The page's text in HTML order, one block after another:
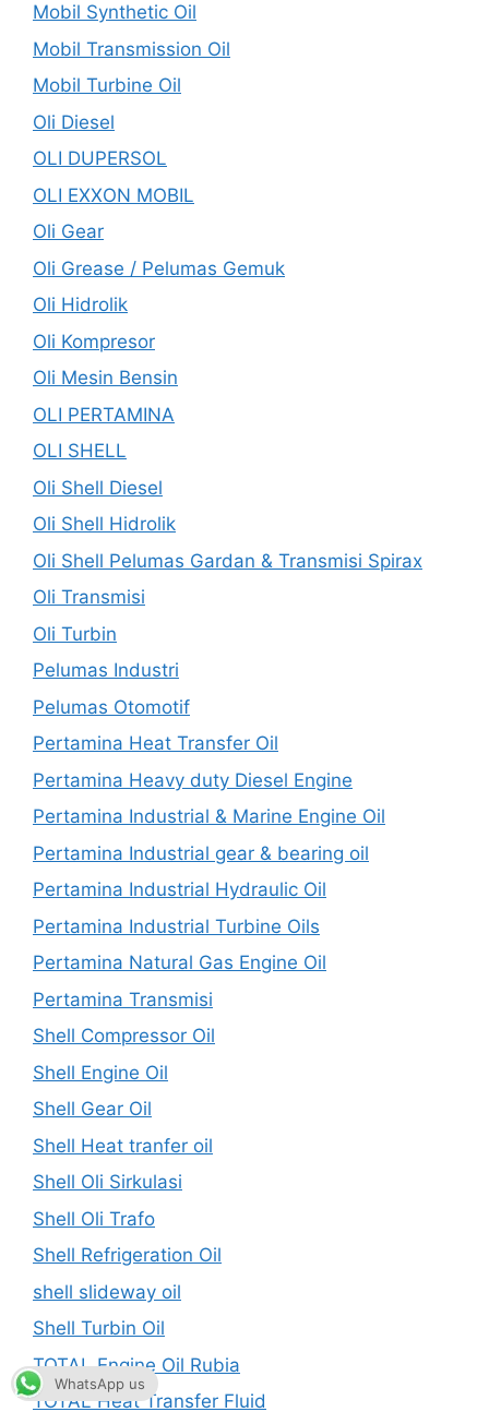
Mobil Synthetic Oil
Mobil Transmission Oil
Mobil Turbine Oil
Oli Diesel
OLI DUPERSOL
OLI EXXON MOBIL
Oli Gear
Oli Grease / Pelumas Gemuk
Oli Hidrolik
Oli Kompresor
Oli Mesin Bensin
OLI PERTAMINA
OLI SHELL
Oli Shell Diesel
Oli Shell Hidrolik
Oli Shell Pelumas Gardan & Transmisi Spirax
Oli Transmisi
Oli Turbin
Pelumas Industri
Pelumas Otomotif
Pertamina Heat Transfer Oil
Pertamina Heavy duty Diesel Engine
Pertamina Industrial & Marine Engine Oil
Pertamina Industrial gear & bearing oil
Pertamina Industrial Hydraulic Oil
Pertamina Industrial Turbine Oils
Pertamina Natural Gas Engine Oil
Pertamina Transmisi
Shell Compressor Oil
Shell Engine Oil
Shell Gear Oil
Shell Heat tranfer oil
Shell Oli Sirkulasi
Shell Oli Trafo
Shell Refrigeration Oil
shell slideway oil
Shell Turbin Oil
TOTAL Engine Oil Rubia
TOTAL Heat Transfer Fluid
WhatsApp us